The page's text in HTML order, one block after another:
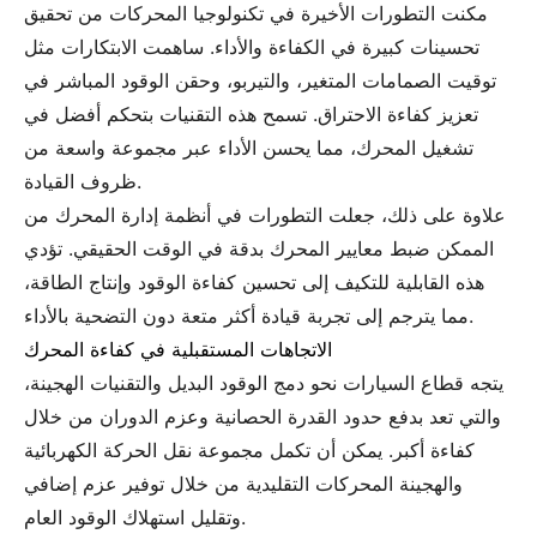
مكنت التطورات الأخيرة في تكنولوجيا المحركات من تحقيق
تحسينات كبيرة في الكفاءة والأداء. ساهمت الابتكارات مثل
توقيت الصمامات المتغير، والتيربو، وحقن الوقود المباشر في
تعزيز كفاءة الاحتراق. تسمح هذه التقنيات بتحكم أفضل في
تشغيل المحرك، مما يحسن الأداء عبر مجموعة واسعة من
ظروف القيادة.
علاوة على ذلك، جعلت التطورات في أنظمة إدارة المحرك من
الممكن ضبط معايير المحرك بدقة في الوقت الحقيقي. تؤدي
هذه القابلية للتكيف إلى تحسين كفاءة الوقود وإنتاج الطاقة،
مما يترجم إلى تجربة قيادة أكثر متعة دون التضحية بالأداء.
الاتجاهات المستقبلية في كفاءة المحرك
يتجه قطاع السيارات نحو دمج الوقود البديل والتقنيات الهجينة،
والتي تعد بدفع حدود القدرة الحصانية وعزم الدوران من خلال
كفاءة أكبر. يمكن أن تكمل مجموعة نقل الحركة الكهربائية
والهجينة المحركات التقليدية من خلال توفير عزم إضافي
وتقليل استهلاك الوقود العام.